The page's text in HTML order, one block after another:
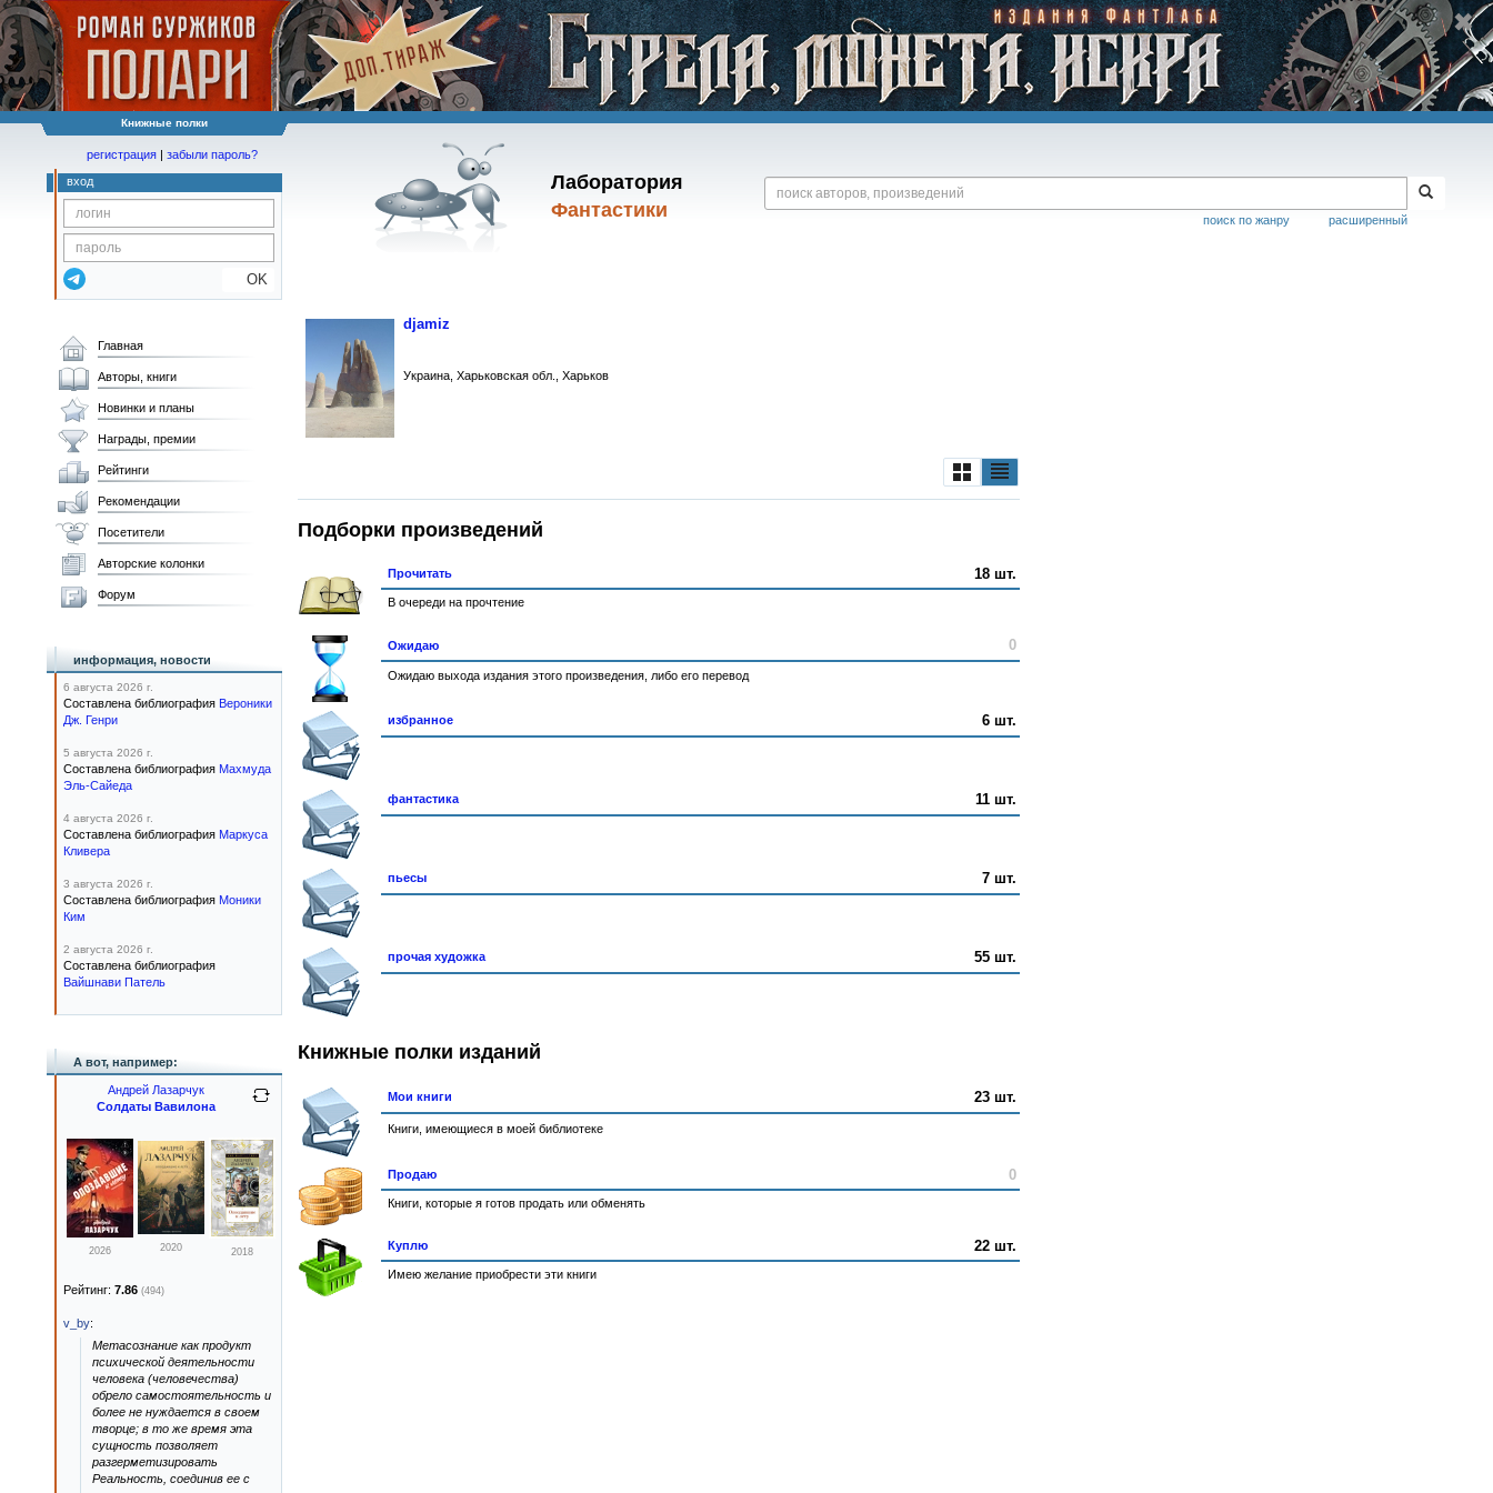
Книжные полки
Лаборатория
Фантастики
расширенный
поиск по жанру
регистрация | забыли пароль?
вход
OK
djamiz
Украина, Харьковская обл., Харьков
Подборки произведений
Прочитать 18 шт.
В очереди на прочтение
Ожидаю 0
Ожидаю выхода издания этого произведения, либо его перевод
избранное 6 шт.
фантастика 11 шт.
пьесы 7 шт.
прочая художка 55 шт.
Книжные полки изданий
Мои книги 23 шт.
Книги, имеющиеся в моей библиотеке
Продаю 0
Книги, которые я готов продать или обменять
Куплю 22 шт.
Имею желание приобрести эти книги
Главная
Авторы, книги
Новинки и планы
Награды, премии
Рейтинги
Рекомендации
Посетители
Авторские колонки
Форум
информация, новости
6 августа 2026 г.
Составлена библиография Вероники
Дж. Генри
5 августа 2026 г.
Составлена библиография Махмуда
Эль-Сайеда
4 августа 2026 г.
Составлена библиография Маркуса
Кливера
3 августа 2026 г.
Составлена библиография Моники
Ким
2 августа 2026 г.
Составлена библиография
Вайшнави Патель
А вот, например:
Андрей Лазарчук
Солдаты Вавилона
2026 2020 2018
Рейтинг: 7.86 (494)
v_by:
Метасознание как продукт
психической деятельности
человека (человечества)
обрело самостоятельность и
более не нуждается в своем
творце; в то же время эта
сущность позволяет
разгерметизировать
Реальность, соединив ее с